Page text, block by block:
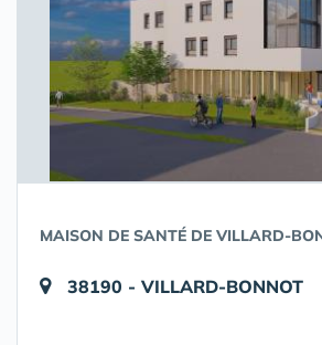
MAISON DE SANTÉ DE VILLARD-
38190 - VILLARD-BONNOT